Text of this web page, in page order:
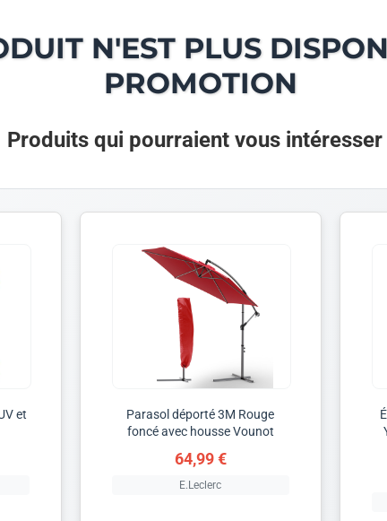
N'EST PLUS
PROMOTION
Produits qui pourraient vous intéresser
et
Parasol déporté 3M Rouge
foncé avec housse Vounot
64,99 €
E.Leclerc